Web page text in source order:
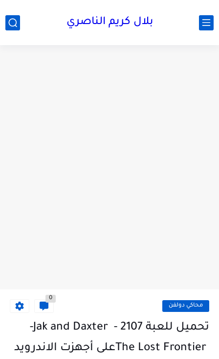
بلال كريم الناصري
محاكي دولفن
0
تحميل للعبة 2107 - ‏Jak and Daxter ‎-
‏The Lost Frontier ‎على أجهزت الاندرويد